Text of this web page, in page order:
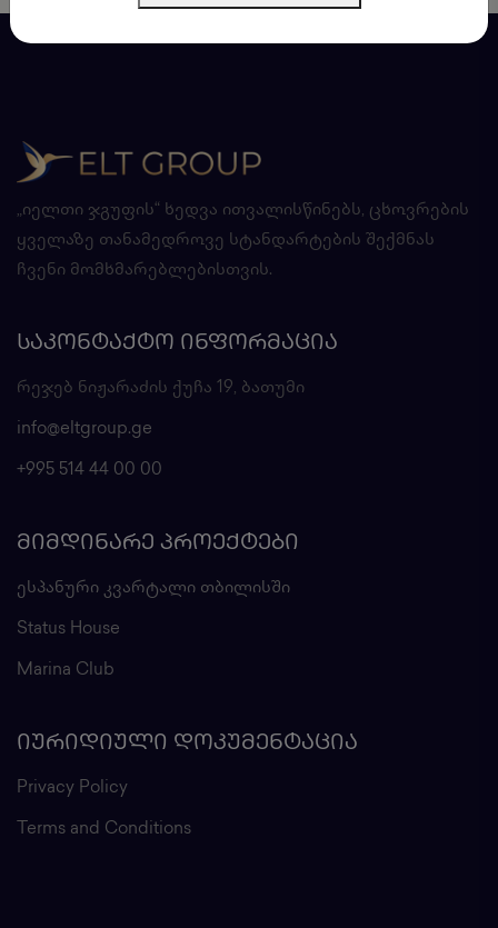
„იელთი ჯგუფის“ ხედვა ითვალისწინებს, ცხოვრების
ყველაზე თანამედროვე სტანდარტების შექმნას
ჩვენი მომხმარებლებისთვის.
ᲡᲐᲙᲝᲜᲢᲐᲥᲢᲝ ᲘᲜᲤᲝᲠᲛᲐᲪᲘᲐ
რეჯებ ნიჟარაძის ქუჩა 19, ბათუმი
info@eltgroup.ge
+995 514 44 00 00
ᲛᲘᲛᲓᲘᲜᲐᲠᲔ ᲞᲠᲝᲔᲥᲢᲔᲑᲘ
ესპანური კვარტალი თბილისში
Status House
Marina Club
ᲘᲣᲠᲘᲓᲘᲣᲚᲘ ᲓᲝᲙᲣᲛᲔᲜᲢᲐᲪᲘᲐ
Privacy Policy
Terms and Conditions